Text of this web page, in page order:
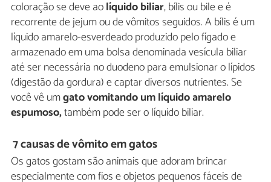
coloração se deve aolíquido biliar, bílis ou bile e é
recorrente de jejum ou de vômitos seguidos. A bílis é um
líquido amarelo-esverdeado produzido pelo fígado e
armazenado em uma bolsa denominada vesícula biliar
até ser necessária no duodeno para emulsionar o lípidos
(digestão da gordura) e captar diversos nutrientes. Se
você vê umgato vomitando um líquido amarelo
espumoso,também pode ser o líquido biliar.
7 causas de vômito em gatos
Os gatos gostam são animais que adoram brincar
especialmente com fios e objetos pequenos fáceis de